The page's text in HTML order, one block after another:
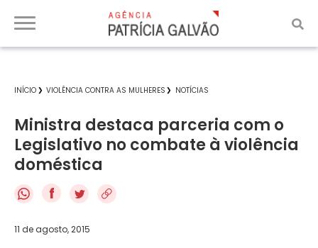
INÍCIO VIOLÊNCIA CONTRA AS MULHERES NOTÍCIAS
Ministra destaca parceria com o
Legislativo no combate à violência
doméstica
f
11 de agosto, 2015